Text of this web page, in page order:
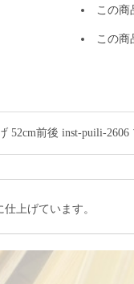
この商
この商
52cm前後 inst-puili-2606
上げています。